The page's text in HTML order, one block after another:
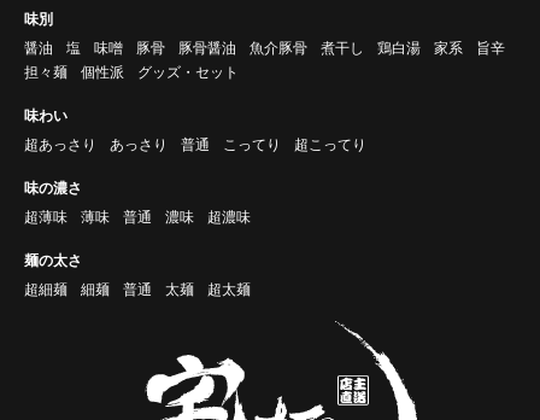
味別
醤油
塩 味噌 豚骨 豚骨醤油 魚介豚骨 煮干し 鶏白湯 家系
旨辛
担々麺
個性派 グッズ・セット
味わい
超あっさり
あっさり 普通 こってり 超こってり
味の濃さ
超薄味
薄味 普通 濃味 超濃味
麺の太さ
超細麺
細麺 普通 太麺 超太麺